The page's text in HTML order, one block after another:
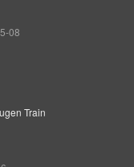
08
Train